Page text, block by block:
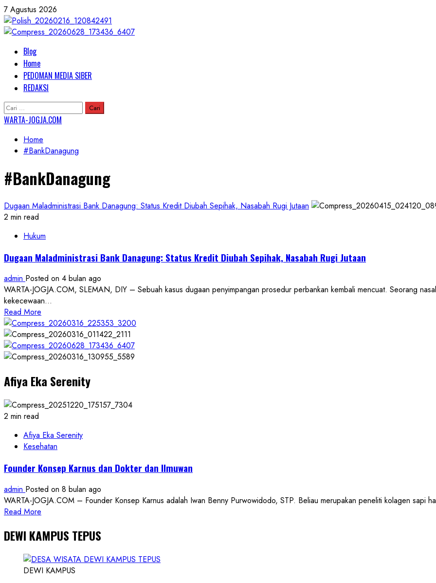
Skip
to
content
7 Agustus 2026
Primary
Menu
Blog
Home
PEDOMAN MEDIA SIBER
REDAKSI
Cari
untuk:
WARTA-JOGJA.COM
Home
#BankDanagung
#BankDanagung
Dugaan Maladministrasi Bank Danagung: Status Kredit Diubah Sepihak, Nasabah Rugi Jutaan
2 min read
Hukum
Dugaan Maladministrasi Bank Danagung: Status Kredit Diubah Sepihak, Nasabah Rugi Jutaan
admin Posted on 4 bulan ago
WARTA-JOGJA.COM, SLEMAN, DIY – Sebuah kasus dugaan penyimpangan prosedur perbankan kembali mencuat. Seorang
kekecewaan...
Read More
more
about
Dugaan
Maladministrasi
Danagung:
Status
Kredit
Diubah
Nasabah
Rugi
Afiya Eka Serenity
2 min read
Afiya Eka Serenity
Kesehatan
Founder Konsep Karnus dan Dokter dan Ilmuwan
admin Posted on 8 bulan ago
WARTA-JOGJA.COM – Founder Konsep Karnus adalah Iwan Benny Purwowidodo, STP. Beliau merupakan peneliti kolagen sapi
Read More
about
Konsep
Karnus
DEWI KAMPUS TEPUS
DEWI KAMPUS